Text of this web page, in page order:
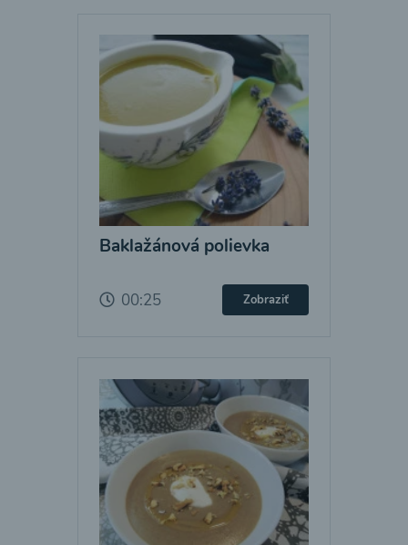
Baklažánová polievka
00:25 Zobraziť